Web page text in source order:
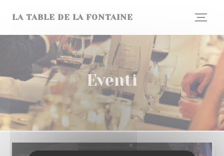
LA TABLE DE LA FONTAINE
Eventi